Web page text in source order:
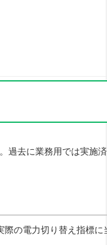
過去に業務用では実施
際の電力切り替え指標